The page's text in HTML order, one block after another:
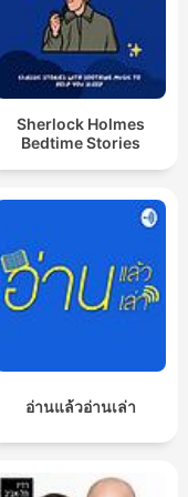
Sherlock Holmes
Bedtime Stories
อ่านแล้วอ่านเล่า